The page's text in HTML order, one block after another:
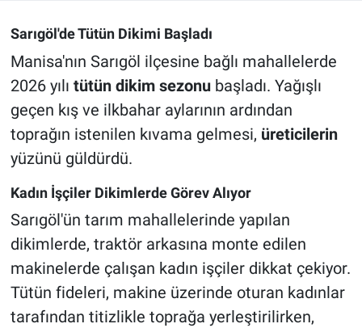
Sarıgöl'de Tütün Dikimi Başladı
Manisa'nın Sarıgöl ilçesine bağlı mahallelerde
2026 yılı tütün dikim sezonubaşladı. Yağışlı
geçen kış ve ilkbahar aylarının ardından
toprağın istenilen kıvama gelmesi, üreticilerin
yüzünü güldürdü.
Kadın İşçiler Dikimlerde Görev Alıyor
Sarıgöl'ün tarım mahallelerinde yapılan
dikimlerde, traktör arkasına monte edilen
makinelerde çalışan kadın işçiler dikkat çekiyor.
Tütün fideleri, makine üzerinde oturan kadınlar
tarafından titizlikle toprağa yerleştirilirken,